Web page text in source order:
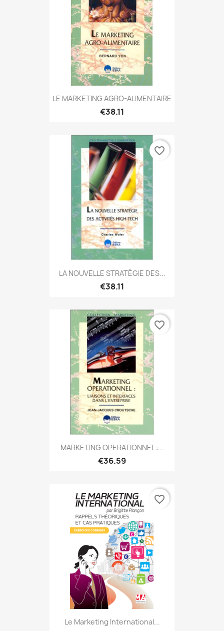
LE MARKETING AGRO-ALIMENTAIRE
€38.11
LA NOUVELLE STRATÉGIE DES...
€38.11
favorite_border
MARKETING OPERATIONNEL :...
€36.59
favorite_border
Le Marketing International...
favorite_border